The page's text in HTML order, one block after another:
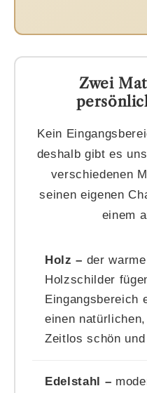
Zwei
Kein
deshalb gibt es
verschiedenen
seinen eigenen
einem
Holz – der
Holzschilder
Eingangsbereich
einen
Zeitlos schön
Edelstahl –